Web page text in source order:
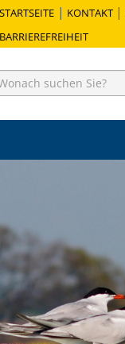
STARTSEITE KONTAKT
BARRIEREFREIHEIT